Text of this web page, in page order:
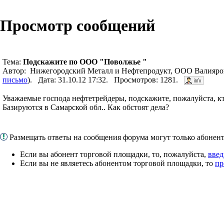
Просмотр сообщений
Тема: Подскажите по ООО "Поволжье "
Автор: Нижегородский Металл и Нефтепродукт, ООО
письмо). Дата: 31.10.12 17:32. Просмотров: 1281.
Уважаемые господа нефтетрейдеры, подскажите, пожалуйста,
Базируются в Самарской обл.. Как обстоят дела?
Размещать ответы на сообщения форума могут только
Если вы абонент торговой площадки, то, пожалуйста,
Если вы не являетесь абонентом торговой площадки, то